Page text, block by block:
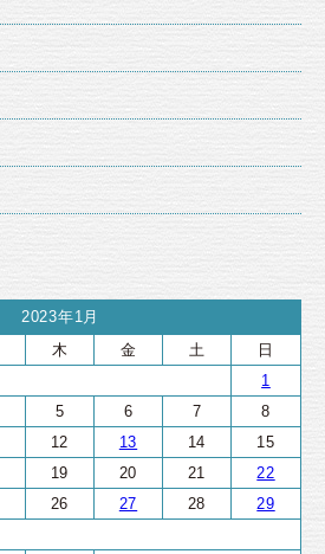
2023年1月
木 金 土 日
1
5 6 7
8
12 13 14
15
19 20 21
22
26 27 28
29